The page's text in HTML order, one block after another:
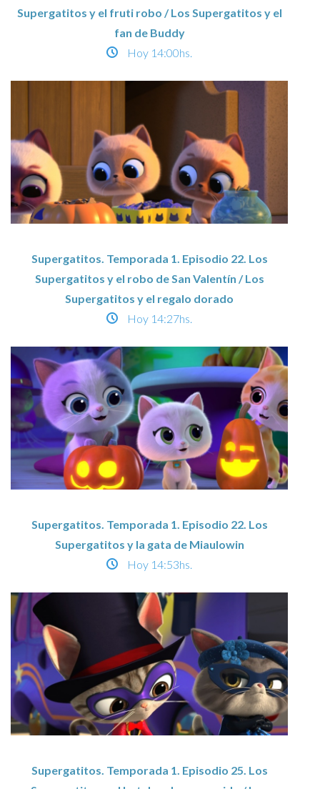
Supergatitos y el fruti robo / Los Supergatitos y el
fan de Buddy
Hoy 14:00hs.
Supergatitos. Temporada 1. Episodio 22. Los
Supergatitos y el robo de San Valentín / Los
Supergatitos y el regalo dorado
Hoy 14:27hs.
Supergatitos. Temporada 1. Episodio 22. Los
Supergatitos y la gata de Miaulowin
Hoy 14:53hs.
Supergatitos. Temporada 1. Episodio 25. Los